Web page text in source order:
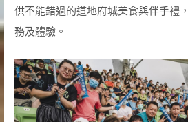
供不能錯過的道地府城美食與伴手禮
務及體驗。